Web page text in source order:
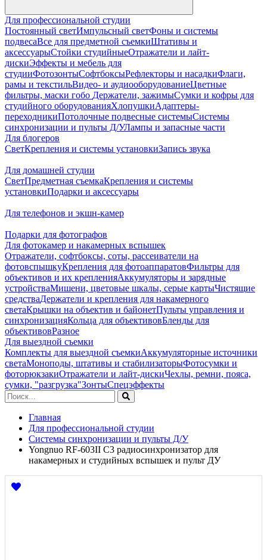
Для профессиональной студии
Постоянный светИмпульсный светФоны и системы
подвесаВсе для предметной съемкиШтативы и
аксессуарыСтойки студийныеОтражатели и лайт-
дискиЭффекты и мебель для
студииФотозонтыСофтбоксыРефлекторы и насадкиФлаги,
рамы и текстильВидео- и аудиооборудованиеЦветные
фильтры, маски гобо Держатели, зажимыСумки и кофры для
студийного оборудованияХлопушкиАдаптеры-
переходникиПотолочные подвесные системыСистемы
синхронизации и пульты Д/УЛампы и запасные части
Для блогеров
СветКрепления и системы установкиЗапись звука
Для домашней студии
СветПредметная съемкаКрепления и системы
установкиПодарки и аксессуары
Для телефонов и экшн-камер
Подарки для фотографов
Для фотокамер и накамерных вспышек
Отражатели, софтбоксы, соты, рассеиватели на
фотовспышкуКрепления для фотоаппаратовФильтры для
объективов и их крепленияАккумуляторы и зарядные
устройстваМишени, цветовые шкалы, серые картыЧистящие
средстваДержатели и крепления для накамерного
светаКрышки на объектив и байонетПульты управления и
синхронизацияКольца для объективовБленды для
объективовРазное
Для выездной съемки
Комплекты для выездной съемкиАккумуляторные источники
светаМоноподы, штативы и стабилизаторыФотосумки и
фоторюкзакиОтражатели и лайт-дискиЧехлы, ремни, пояса,
сумки, "разгрузка"ЗонтыСпецэффекты
Главная
Для профессиональной студии
Системы синхронизации и пульты Д/У
Yongnuo RF-603II C3 радиосинхронизатор для
накамерных и студийных вспышек и пульт ДУ